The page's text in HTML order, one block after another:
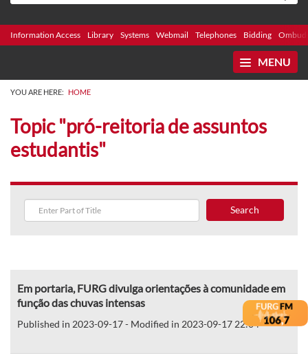
Information Access Library Systems Webmail Telephones Bidding
MENU
YOU ARE HERE: HOME
Topic "pró-reitoria de assuntos
estudantis"
Search
Em portaria, FURG divulga orientações à comunidade em
função das chuvas intensas
Published in 2023-09-17 - Modified in 2023-09-17 22:04